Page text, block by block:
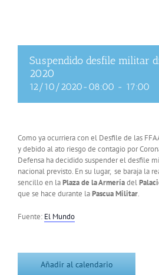
Suspendido desfile militar
2020
12/10/2020-08:00 - 17:00
Como ya ocurriera con el Desfile de las
y debido al ato riesgo de contagio por
Defensa ha decidido suspender el desfile
nacional previsto. En su lugar, se baraja la
sencillo en laPlaza de la Armeríadel
que se hace durante laPascua Militar.
Fuente: El Mundo
Añadir al calendario